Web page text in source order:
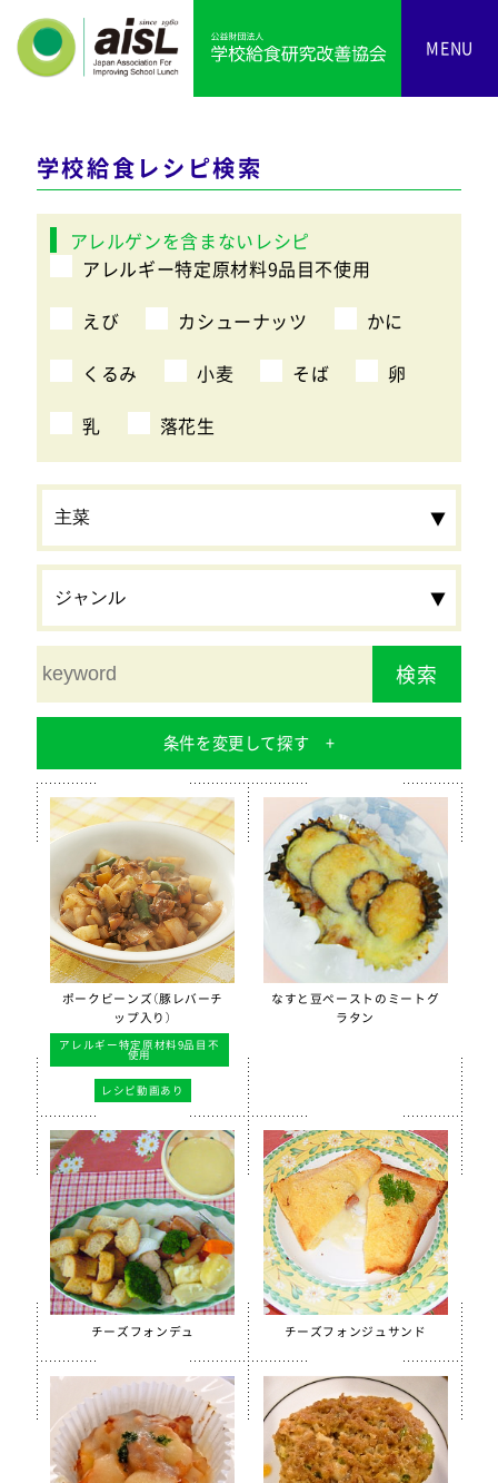
MENU
学校給食レシピ検索
アレルゲンを含まないレシピ
アレルギー特定原材料9品目不使用
えび
カシューナッツ
かに
くるみ
小麦 そば
卵
乳
落花生
検索
条件を変更して探す
食材
栄養素
カルシウム
鉄分
食物繊維
季節・行事食
夏
行事食
郷土料理
全学栄製品
全学栄すいせん製品
全学栄 豚レバーチップ
蒸し挽き割り大豆
学校給食用カルシウム米
えごまふりかけ
ポークビーンズ（豚レバーチ
ップ入り）
アレルギー特定原材料9品目不
使用
レシピ動画あり
なすと豆ペーストのミートグ
ラタン
チーズフォンデュ チーズフォンジュサンド